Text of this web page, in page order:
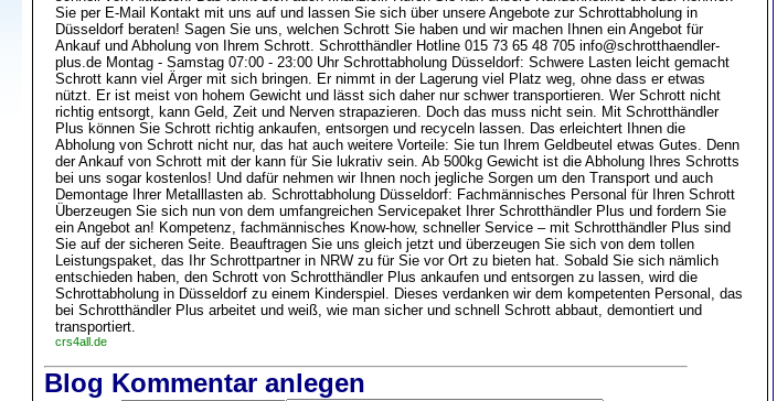
Sie per E-Mail Kontakt mit uns auf und lassen Sie sich über unsere Angebote zur Schrottabholung in
Düsseldorf beraten! Sagen Sie uns, welchen Schrott Sie haben und wir machen Ihnen ein Angebot für
Ankauf und Abholung von Ihrem Schrott. Schrotthändler Hotline 015 73 65 48 705 info@schrotthaendler-
plus.de Montag - Samstag 07:00 - 23:00 Uhr Schrottabholung Düsseldorf: Schwere Lasten leicht gemacht
Schrott kann viel Ärger mit sich bringen. Er nimmt in der Lagerung viel Platz weg, ohne dass er etwas
nützt. Er ist meist von hohem Gewicht und lässt sich daher nur schwer transportieren. Wer Schrott nicht
richtig entsorgt, kann Geld, Zeit und Nerven strapazieren. Doch das muss nicht sein. Mit Schrotthändler
Plus können Sie Schrott richtig ankaufen, entsorgen und recyceln lassen. Das erleichtert Ihnen die
Abholung von Schrott nicht nur, das hat auch weitere Vorteile: Sie tun Ihrem Geldbeutel etwas Gutes. Denn
der Ankauf von Schrott mit der kann für Sie lukrativ sein. Ab 500kg Gewicht ist die Abholung Ihres Schrotts
bei uns sogar kostenlos! Und dafür nehmen wir Ihnen noch jegliche Sorgen um den Transport und auch
Demontage Ihrer Metalllasten ab. Schrottabholung Düsseldorf: Fachmännisches Personal für Ihren Schrott
Überzeugen Sie sich nun von dem umfangreichen Servicepaket Ihrer Schrotthändler Plus und fordern Sie
ein Angebot an! Kompetenz, fachmännisches Know-how, schneller Service – mit Schrotthändler Plus sind
Sie auf der sicheren Seite. Beauftragen Sie uns gleich jetzt und überzeugen Sie sich von dem tollen
Leistungspaket, das Ihr Schrottpartner in NRW zu für Sie vor Ort zu bieten hat. Sobald Sie sich nämlich
entschieden haben, den Schrott von Schrotthändler Plus ankaufen und entsorgen zu lassen, wird die
Schrottabholung in Düsseldorf zu einem Kinderspiel. Dieses verdanken wir dem kompetenten Personal, das
bei Schrotthändler Plus arbeitet und weiß, wie man sicher und schnell Schrott abbaut, demontiert und
transportiert.
crs4all.de
Blog Kommentar anlegen